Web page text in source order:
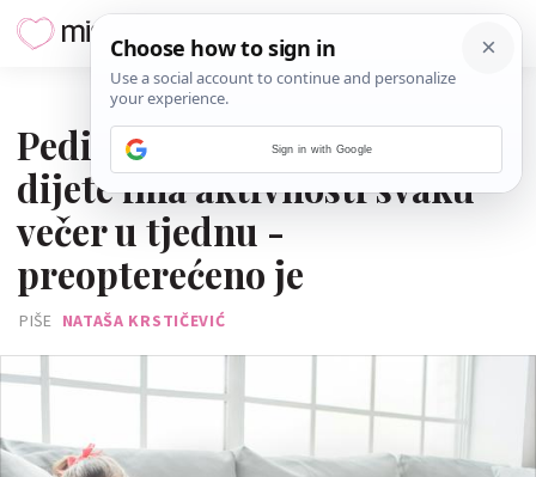
Pedijatrica i mama: Ako
dijete ima aktivnosti svaku
večer u tjednu -
preopterećeno je
PIŠE NATAŠA KRSTIČEVIĆ
Sign in with Google